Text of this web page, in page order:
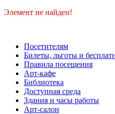
Элемент не найден!
Посетителям
Билеты, льготы и
Правила посещения
Арт-кафе
Библиотека
Доступная среда
Здания и часы работы
Арт-салон